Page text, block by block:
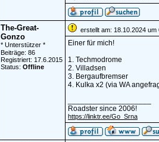
The-Great-
Gonzo
* Unterstützer *
Beiträge: 86
Registriert: 17.6.2015
Status: Offline
erstellt am: 18.10.2024 um
Einer für mich!
1. Techmodrome
2. Villadsen
3. Bergaufbremser
4. Kulka x2 (via WA
Roadster since 2006!
https://linktr.ee/Go_Srna